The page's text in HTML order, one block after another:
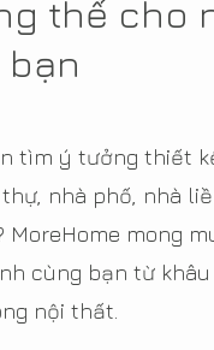
thể cho
tìm ý tưởng thiết
nhà phố, nhà
MoreHome mong
cùng bạn từ
nội thất.